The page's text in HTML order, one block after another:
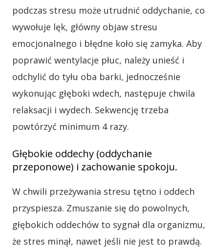
podczas stresu może utrudnić oddychanie, co
wywołuje lęk, główny objaw stresu
emocjonalnego i błędne koło się zamyka. Aby
poprawić wentylacje płuc, należy unieść i
odchylić do tyłu oba barki, jednocześnie
wykonując głęboki wdech, następuje chwila
relaksacji i wydech. Sekwencję trzeba
powtórzyć minimum 4 razy.
Głębokie oddechy (oddychanie
przeponowe) i zachowanie spokoju.
W chwili przeżywania stresu tętno i oddech
przyspiesza. Zmuszanie się do powolnych,
głębokich oddechów to sygnał dla organizmu,
że stres minął, nawet jeśli nie jest to prawdą.